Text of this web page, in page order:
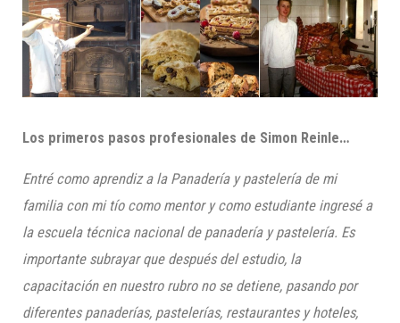
Los primeros pasos profesionales de Simon Reinle…
Entré como aprendiz a la Panadería y pastelería de mi
familia con mi tío como mentor y como estudiante ingresé a
la escuela técnica nacional de panadería y pastelería. Es
importante subrayar que después del estudio, la
capacitación en nuestro rubro no se detiene, pasando por
diferentes panaderías, pastelerías, restaurantes y hoteles,